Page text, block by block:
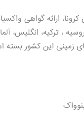
ارائه گواهی
، ترکیه،
زمینی این کشور